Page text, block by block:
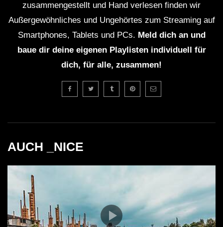
zusammengestellt und Hand verlesen finden wir
Außergewöhnliches und Ungehörtes zum Streaming auf
Smartphones, Tablets und PCs. Meld dich an und
baue dir deine eigenen Playlisten individuell für
dich, für alle, zusammen!
AUCH _NICE